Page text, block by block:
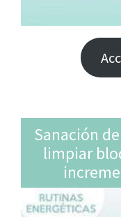
Sanación
limpiar